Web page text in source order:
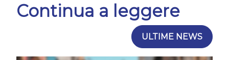
Continua a leggere
ULTIME NEWS